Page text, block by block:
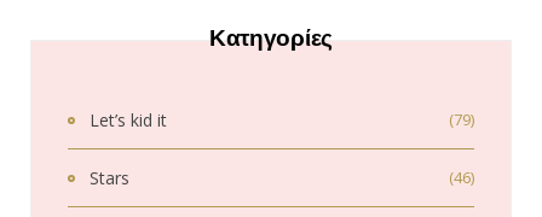
Κατηγορίες
Let’s kid it (79)
Stars (46)